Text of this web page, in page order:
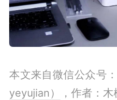
本文来自微信公众号：
yeyujian）
，作者：